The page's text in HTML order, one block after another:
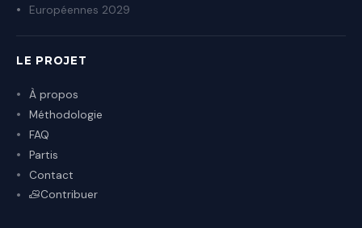
Européennes 2029
LE PROJET
À propos
Méthodologie
FAQ
Partis
Contact
Contribuer